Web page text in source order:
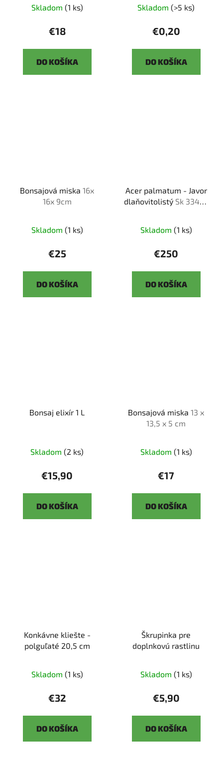
Skladom (1 ks)
€18
DO KOŠÍKA
Skladom (>5 ks)
€0,20
DO KOŠÍKA
Bonsajová miska 16x
16x 9cm
Skladom (1 ks)
€25
DO KOŠÍKA
Acer palmatum - Javor
dlaňovitolistý Sk 3344-
Skladom (1 ks)
€250
DO KOŠÍKA
Bonsaj elixír 1 L
Skladom (2 ks)
€15,90
DO KOŠÍKA
Bonsajová miska 13 x
13,5 x 5 cm
Skladom (1 ks)
€17
DO KOŠÍKA
Konkávne kliešte -
polguľaté 20,5 cm
Skladom (1 ks)
€32
DO KOŠÍKA
Škrupinka pre
doplnkovú rastlinu
Skladom (1 ks)
€5,90
DO KOŠÍKA